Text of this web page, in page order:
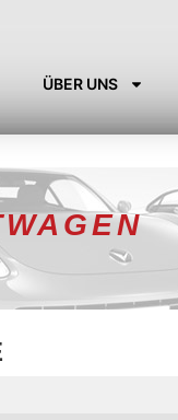
ÜBER UNS